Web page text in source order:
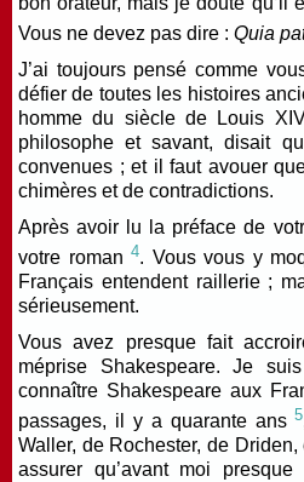
Vous ne devez pas dire : Quia
J’ai toujours pensé comme
défier de toutes les histoires
homme du siècle de Louis
philosophe et savant, disait
convenues ; et il faut avouer
chimères et de contradictions.
Après avoir lu la préface de
votre roman 4. Vous vous y
Français entendent raillerie ;
sérieusement.
Vous avez presque fait
méprise Shakespeare. Je
connaître Shakespeare aux
passages, il y a quarante ans5
Waller, de Rochester, de
assurer qu’avant moi